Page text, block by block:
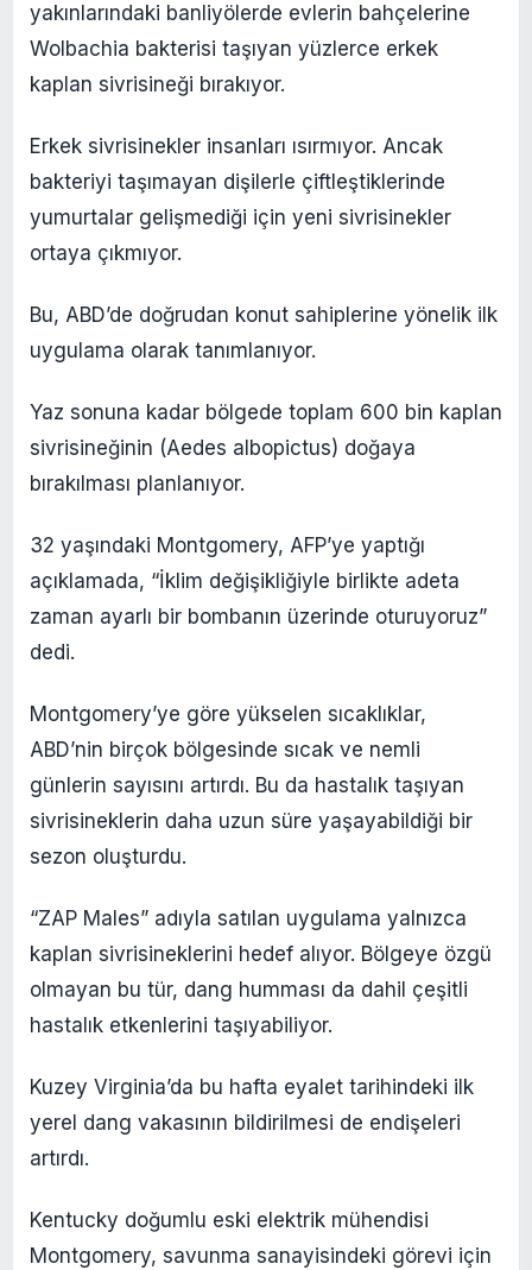
yakınlarındaki banliyölerde evlerin bahçelerine
Wolbachia bakterisi taşıyan yüzlerce erkek
kaplan sivrisineği bırakıyor.
Erkek sivrisinekler insanları ısırmıyor. Ancak
bakteriyi taşımayan dişilerle çiftleştiklerinde
yumurtalar gelişmediği için yeni sivrisinekler
ortaya çıkmıyor.
Bu, ABD’de doğrudan konut sahiplerine yönelik ilk
uygulama olarak tanımlanıyor.
Yaz sonuna kadar bölgede toplam 600 bin kaplan
sivrisineğinin (Aedes albopictus) doğaya
bırakılması planlanıyor.
32 yaşındaki Montgomery, AFP’ye yaptığı
açıklamada, “İklim değişikliğiyle birlikte adeta
zaman ayarlı bir bombanın üzerinde oturuyoruz”
dedi.
Montgomery’ye göre yükselen sıcaklıklar,
ABD’nin birçok bölgesinde sıcak ve nemli
günlerin sayısını artırdı. Bu da hastalık taşıyan
sivrisineklerin daha uzun süre yaşayabildiği bir
sezon oluşturdu.
“ZAP Males” adıyla satılan uygulama yalnızca
kaplan sivrisineklerini hedef alıyor. Bölgeye özgü
olmayan bu tür, dang humması da dahil çeşitli
hastalık etkenlerini taşıyabiliyor.
Kuzey Virginia’da bu hafta eyalet tarihindeki ilk
yerel dang vakasının bildirilmesi de endişeleri
artırdı.
Kentucky doğumlu eski elektrik mühendisi
Montgomery, savunma sanayisindeki görevi için